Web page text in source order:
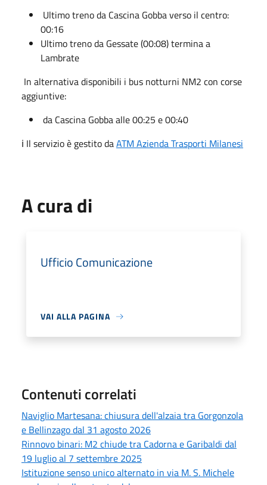
Ultimo treno da Cascina Gobba verso il centro:
00:16
Ultimo treno da Gessate (00:08) termina a
Lambrate
In alternativa disponibili i bus notturni NM2 con corse
aggiuntive:
da Cascina Gobba alle 00:25 e 00:40
ℹ️ Il servizio è gestito daATM Azienda Trasporti Milanesi
A cura di
Ufficio Comunicazione
VAI ALLA PAGINA
Contenuti correlati
Naviglio Martesana: chiusura dell'alzaia tra Gorgonzola
e Bellinzago dal 31 agosto 2026
Rinnovo binari: M2 chiude tra Cadorna e Garibaldi dal
19 luglio al 7 settembre 2025
Istituzione senso unico alternato in via M. S. Michele